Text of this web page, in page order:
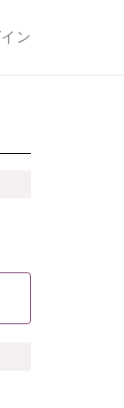
ン